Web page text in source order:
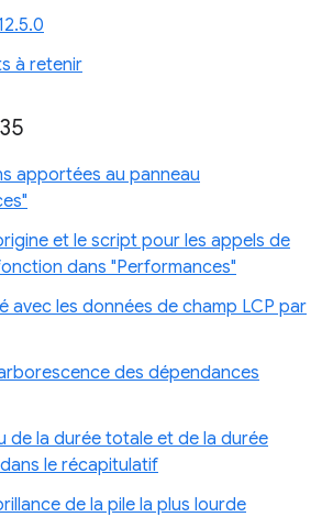
à retenir
apportées au panneau
et le script pour les appels de
dans "Performances"
avec les données de champ LCP par
des dépendances
de la durée totale et de la durée
le récapitulatif
de la pile la plus lourde